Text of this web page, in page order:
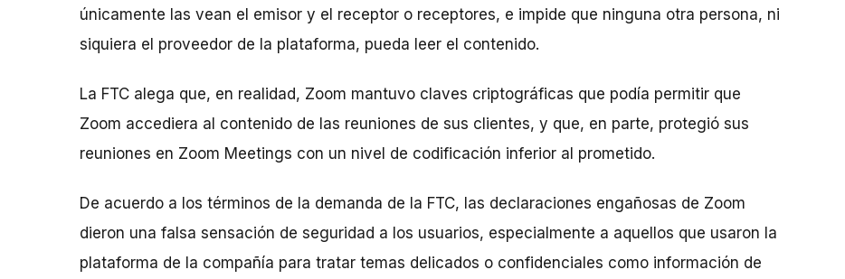
únicamente las vean el emisor y el receptor o receptores, e impide que ninguna otra persona, ni
siquiera el proveedor de la plataforma, pueda leer el contenido.
La FTC alega que, en realidad, Zoom mantuvo claves criptográficas que podía permitir que
Zoom accediera al contenido de las reuniones de sus clientes, y que, en parte, protegió sus
reuniones en Zoom Meetings con un nivel de codificación inferior al prometido.
De acuerdo a los términos de la demanda de la FTC, las declaraciones engañosas de Zoom
dieron una falsa sensación de seguridad a los usuarios, especialmente a aquellos que usaron la
plataforma de la compañía para tratar temas delicados o confidenciales como información de